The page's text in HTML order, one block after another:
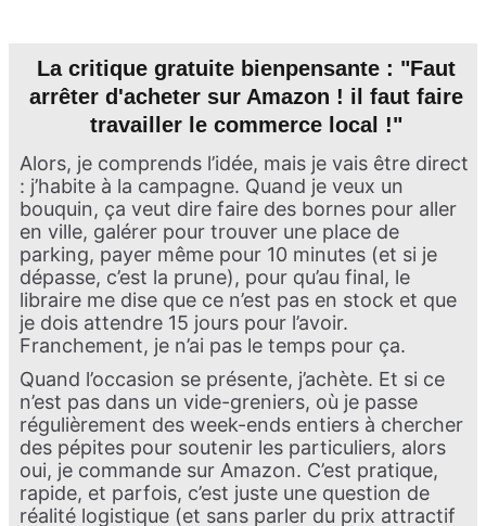
La critique gratuite bienpensante : "Faut
arrêter d'acheter sur Amazon ! il faut faire
travailler le commerce local !"
Alors, je comprends l’idée, mais je vais être direct
: j’habite à la campagne. Quand je veux un
bouquin, ça veut dire faire des bornes pour aller
en ville, galérer pour trouver une place de
parking, payer même pour 10 minutes (et si je
dépasse, c’est la prune), pour qu’au final, le
libraire me dise que ce n’est pas en stock et que
je dois attendre 15 jours pour l’avoir.
Franchement, je n’ai pas le temps pour ça.
Quand l’occasion se présente, j’achète. Et si ce
n’est pas dans un vide-greniers, où je passe
régulièrement des week-ends entiers à chercher
des pépites pour soutenir les particuliers, alors
oui, je commande sur Amazon. C’est pratique,
rapide, et parfois, c’est juste une question de
réalité logistique (et sans parler du prix attractif